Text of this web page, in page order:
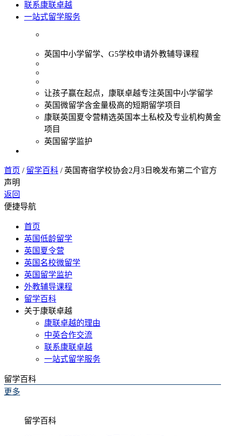
联系康联卓越
一站式留学服务
英国中小学留学、G5学校申请外教辅导课程
让孩子赢在起点，康联卓越专注英国中小学留学
英国微留学含金量极高的短期留学项目
康联英国夏令营精选英国本土私校及专业机构黄金
项目
英国留学监护
首页 / 留学百科 / 英国寄宿学校协会2月3日晚发布第二个官方
声明
返回
便捷导航
首页
英国低龄留学
英国夏令营
英国名校微留学
英国留学监护
外教辅导课程
留学百科
关于康联卓越
康联卓越的理由
中英合作交流
联系康联卓越
一站式留学服务
留学百科
更多
留学百科